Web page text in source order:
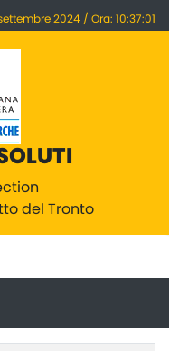
2024 / Ora: 10:37:01
del Tronto